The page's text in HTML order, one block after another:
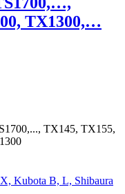
TX1300,…
TX145, TX155,